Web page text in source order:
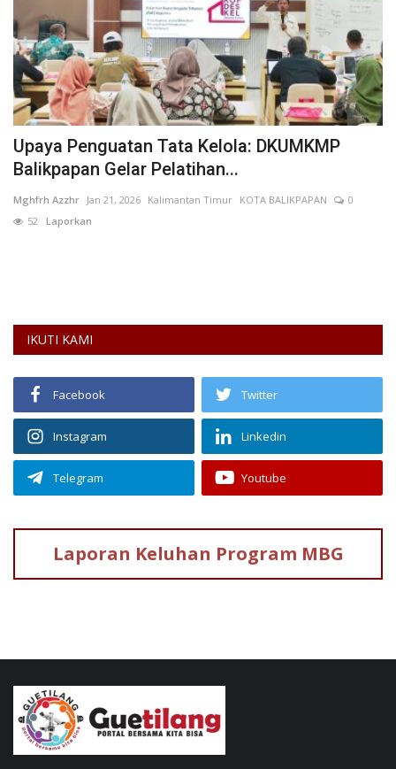
Upaya Penguatan Tata Kelola: DKUMKMP
Balikpapan Gelar Pelatihan...
Mghfrh Azzhr Jan 21, 2026 Kalimantan Timur KOTA BALIKPAPAN
0
52 Laporkan
IKUTI KAMI
Facebook Twitter
Instagram Linkedin
Telegram Youtube
Laporan Keluhan Program MBG